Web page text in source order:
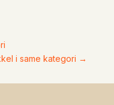
i same kategori →